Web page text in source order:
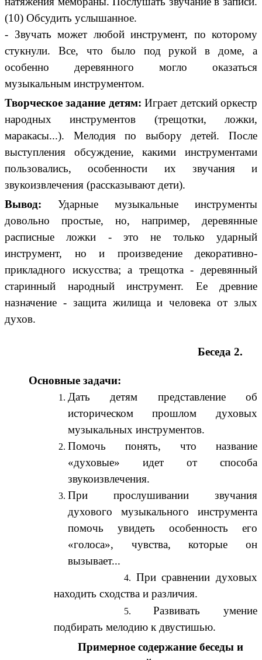
(10) Обсудить услышанное.
- Звучать может любой инструмент, по которому
стукнули. Все, что было под рукой в доме, а
особенно деревянного могло оказаться
музыкальным инструментом.
Творческое задание детям:Играет детский оркестр
народных инструментов (трещотки, ложки,
маракасы...). Мелодия по выбору детей. После
выступления обсуждение, какими инструментами
пользовались, особенности их звучания и
звукоизвлечения (рассказывают дети).
Вывод: Ударные музыкальные инструменты
довольно простые, но, например, деревянные
расписные ложки - это не только ударный
инструмент, но и произведение декоративно-
прикладного искусства; а трещотка - деревянный
старинный народный инструмент. Ее древние
назначение - защита жилища и человека от злых
духов.
Беседа 2.
Основные задачи:
Дать детям представление об
историческом прошлом духовых
музыкальных инструментов.
Помочь понять, что название
«духовые» идет от способа
звукоизвлечения.
При прослушивании звучания
духового музыкального инструмента
помочь увидеть особенность его
«голоса», чувства, которые он
вызывает...
При сравнении духовых
находить сходства и различия.
Развивать умение
подбирать мелодию к двустишью.
Примерное содержание беседы и